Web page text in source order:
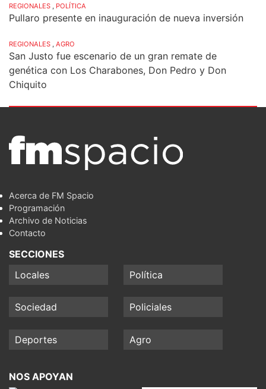
REGIONALES , POLÍTICA
Pullaro presente en inauguración de nueva inversión
REGIONALES , AGRO
San Justo fue escenario de un gran remate de
genética con Los Charabones, Don Pedro y Don
Chiquito
Acerca de FM Spacio
Programación
Archivo de Noticias
Contacto
SECCIONES
Locales
Política
Sociedad Policiales
Deportes Agro
NOS APOYAN